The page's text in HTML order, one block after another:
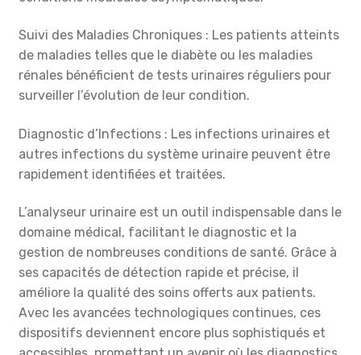
Suivi des Maladies Chroniques : Les patients atteints
de maladies telles que le diabète ou les maladies
rénales bénéficient de tests urinaires réguliers pour
surveiller l’évolution de leur condition.
Diagnostic d’Infections : Les infections urinaires et
autres infections du système urinaire peuvent être
rapidement identifiées et traitées.
L’analyseur urinaire est un outil indispensable dans le
domaine médical, facilitant le diagnostic et la
gestion de nombreuses conditions de santé. Grâce à
ses capacités de détection rapide et précise, il
améliore la qualité des soins offerts aux patients.
Avec les avancées technologiques continues, ces
dispositifs deviennent encore plus sophistiqués et